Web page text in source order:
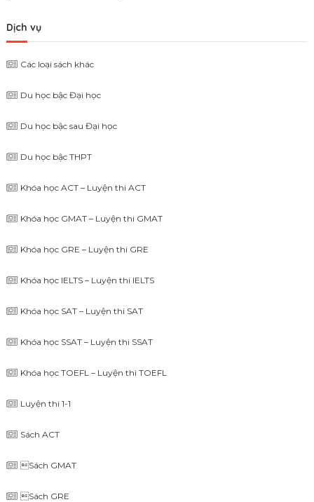
Dịch vụ
Các loại sách khác
Du học bậc Đại học
Du học bậc sau Đại học
Du học bậc THPT
Khóa học ACT – Luyện thi ACT
Khóa học GMAT – Luyện thi GMAT
Khóa học GRE – Luyện thi GRE
Khóa học IELTS – Luyện thi IELTS
Khóa học SAT – Luyện thi SAT
Khóa học SSAT – Luyện thi SSAT
Khóa học TOEFL – Luyện thi TOEFL
Luyện thi 1-1
Sách ACT
Sách GMAT
Sách GRE